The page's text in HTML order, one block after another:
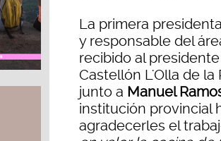
La primera
y responsable del
recibido al
Castellón L'Olla de
junto a Manuel
institución provincial
agradecerles el